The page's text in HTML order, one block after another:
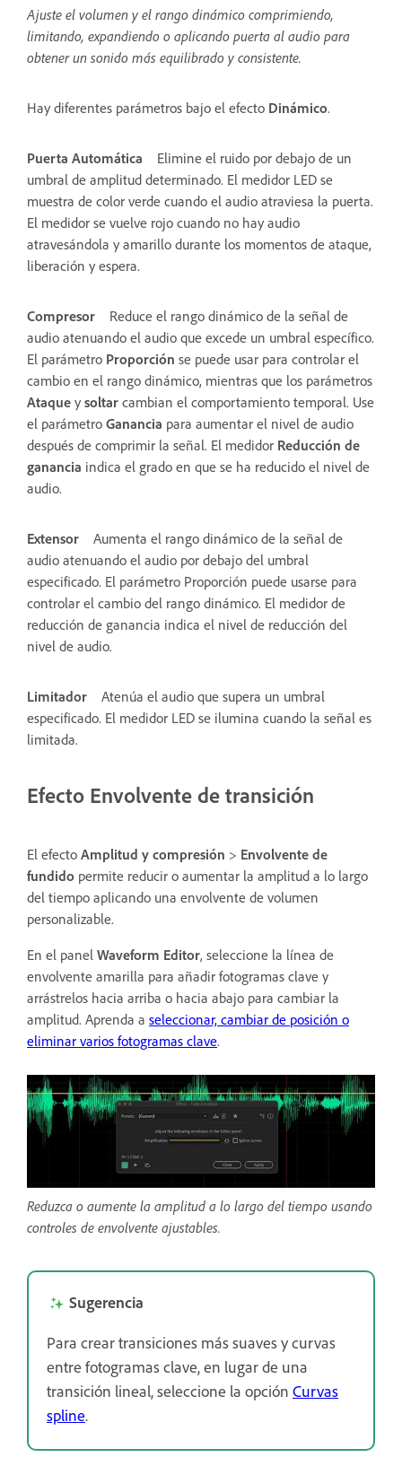
Ajuste el volumen y el rango dinámico comprimiendo,
limitando, expandiendo o aplicando puerta al audio para
obtener un sonido más equilibrado y consistente.
Hay diferentes parámetros bajo el efecto Dinámico.
Puerta Automática
Elimine el ruido por debajo de un
umbral de amplitud determinado. El medidor LED se
muestra de color verde cuando el audio atraviesa la puerta.
El medidor se vuelve rojo cuando no hay audio
atravesándola y amarillo durante los momentos de ataque,
liberación y espera.
Compresor
Reduce el rango dinámico de la señal de
audio atenuando el audio que excede un umbral específico.
El parámetro Proporción se puede usar para controlar el
cambio en el rango dinámico, mientras que los parámetros
Ataque y soltar cambian el comportamiento temporal. Use
el parámetro Ganancia para aumentar el nivel de audio
después de comprimir la señal. El medidor Reducción de
ganancia indica el grado en que se ha reducido el nivel de
audio.
Extensor
Aumenta el rango dinámico de la señal de
audio atenuando el audio por debajo del umbral
especificado. El parámetro Proporción puede usarse para
controlar el cambio del rango dinámico. El medidor de
reducción de ganancia indica el nivel de reducción del
nivel de audio.
Limitador
Atenúa el audio que supera un umbral
especificado. El medidor LED se ilumina cuando la señal es
limitada.
Efecto Envolvente de transición
El efecto Amplitud y compresión > Envolvente de
fundido permite reducir o aumentar la amplitud a lo largo
del tiempo aplicando una envolvente de volumen
personalizable.
En el panel Waveform Editor, seleccione la línea de
envolvente amarilla para añadir fotogramas clave y
arrástrelos hacia arriba o hacia abajo para cambiar la
amplitud. Aprenda a seleccionar, cambiar de posición o
eliminar varios fotogramas clave.
Reduzca o aumente la amplitud a lo largo del tiempo usando
controles de envolvente ajustables.
Sugerencia
Para crear transiciones más suaves y curvas
entre fotogramas clave, en lugar de una
transición lineal, seleccione la opción Curvas
spline.